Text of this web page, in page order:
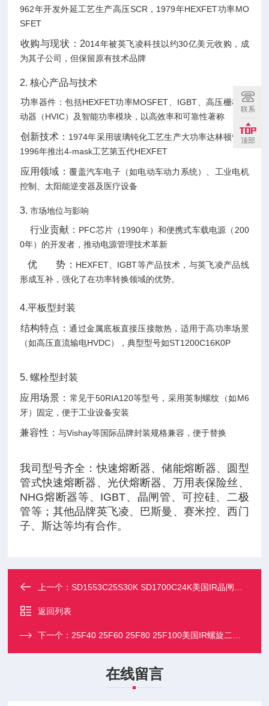
962年开发外延工艺生产高压SCR，1979年HEXFET功率MO
SFET
‌收购与现状‌：2014年被英飞凌科技以约30亿美元收购，成
为其子公司，但保留原有技术品牌
2. ‌核心产品与技术
‌功率器件‌：包括HEXFET功率MOSFET、IGBT、高压栅极驱
动器（HVIC）及智能功率模块，以高效率和可靠性著称
‌创新技术‌： 1974年采用玻璃钝化工艺生产大功率达林顿管，
1996年推出4-mask工艺第五代HEXFET
‌应用领域‌：覆盖汽车电子（如电动车动力系统）、工业电机
控制、太阳能逆变器及医疗设备
3. ‌市场地位与影响
‌ 行业贡献‌： PFC芯片（1990年）和便携式车载电源（200
0年）的开发者，推动电源管理技术革新
优 势‌： HEXFET、IGBT等产品技术，与英飞凌产品线
形成互补，强化了在功率转换领域的优势。
4.平板型封装
‌结构特点‌：通过金属底板直接压接散热，适用于高功率场景
（如高压直流输电HVDC），典型型号如ST1200C16K0P‌
5. ‌螺栓型封装
应用场景‌： 常见于50RIA120等型号，采用英制螺纹（如M6
牙）固定，便于工业设备安装‌
‌兼容性‌：与Vishay等国际品牌封装规格兼容，便于替换‌
我司型号齐全：快速熔断器、储能熔断器、圆型
管式快速熔断器、光伏熔断器、万用表保险丝、
NHG熔断器等、IGBT、晶闸管、可控硅、二极
管等；其他品牌英飞凌、巴斯曼、赛米控、西门
子、斯达等均有合作。
上一个：SD1553C25S30K SD1700C24K美国IR晶闸管二极管模块
返回列表
下一个： 25F40 25F60 25F80 25F100美国IR螺旋二极管模块
在线留言
联系
顶部